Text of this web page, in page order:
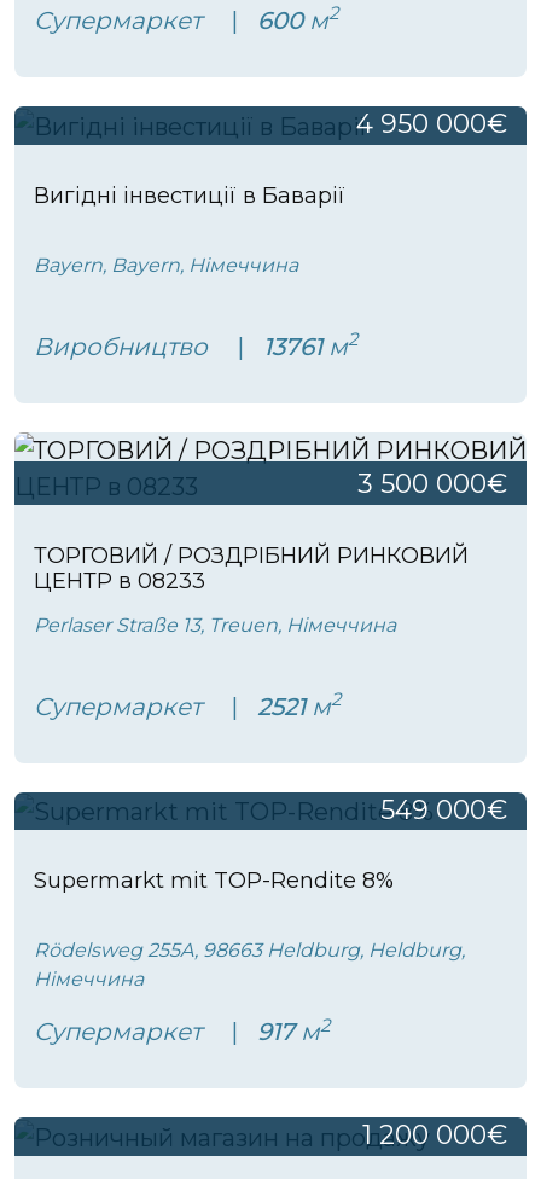
Супермаркет 600м2
4 950 000€
Вигідні інвестиції в Баварії
Bayern, Bayern, Німеччина
Виробництво 13761м2
3 500 000€
ТОРГОВИЙ / РОЗДРІБНИЙ РИНКОВИЙ
ЦЕНТР в 08233
Perlaser Straße 13, Treuen, Німеччина
Супермаркет 2521м2
549 000€
Supermarkt mit TOP-Rendite 8%
Rödelsweg 255A, 98663 Heldburg, Heldburg,
Німеччина
Супермаркет 917м2
1 200 000€